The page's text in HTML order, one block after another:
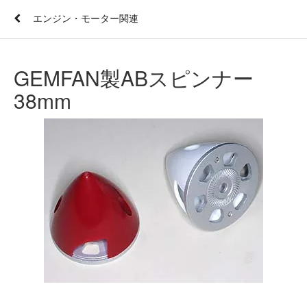
エンジン・モーター関連
GEMFAN製ABスピンナー
38mm